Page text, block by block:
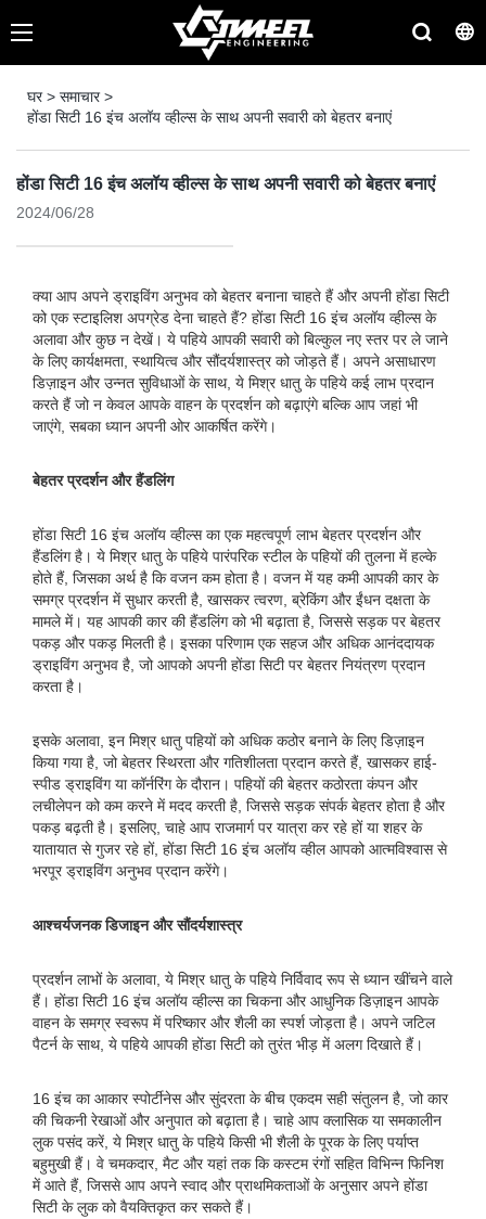
घर> समाचार>
होंडा सिटी 16 इंच अलॉय व्हील्स के साथ अपनी सवारी को बेहतर बनाएं
होंडा सिटी 16 इंच अलॉय व्हील्स के साथ अपनी सवारी को बेहतर बनाएं
2024/06/28
क्या आप अपने ड्राइविंग अनुभव को बेहतर बनाना चाहते हैं और अपनी होंडा सिटी
को एक स्टाइलिश अपग्रेड देना चाहते हैं? होंडा सिटी 16 इंच अलॉय व्हील्स के
अलावा और कुछ न देखें। ये पहिये आपकी सवारी को बिल्कुल नए स्तर पर ले जाने
के लिए कार्यक्षमता, स्थायित्व और सौंदर्यशास्त्र को जोड़ते हैं। अपने असाधारण
डिज़ाइन और उन्नत सुविधाओं के साथ, ये मिश्र धातु के पहिये कई लाभ प्रदान
करते हैं जो न केवल आपके वाहन के प्रदर्शन को बढ़ाएंगे बल्कि आप जहां भी
जाएंगे, सबका ध्यान अपनी ओर आकर्षित करेंगे।
बेहतर प्रदर्शन और हैंडलिंग
होंडा सिटी 16 इंच अलॉय व्हील्स का एक महत्वपूर्ण लाभ बेहतर प्रदर्शन और
हैंडलिंग है। ये मिश्र धातु के पहिये पारंपरिक स्टील के पहियों की तुलना में हल्के
होते हैं, जिसका अर्थ है कि वजन कम होता है। वजन में यह कमी आपकी कार के
समग्र प्रदर्शन में सुधार करती है, खासकर त्वरण, ब्रेकिंग और ईंधन दक्षता के
मामले में। यह आपकी कार की हैंडलिंग को भी बढ़ाता है, जिससे सड़क पर बेहतर
पकड़ और पकड़ मिलती है। इसका परिणाम एक सहज और अधिक आनंददायक
ड्राइविंग अनुभव है, जो आपको अपनी होंडा सिटी पर बेहतर नियंत्रण प्रदान
करता है।
इसके अलावा, इन मिश्र धातु पहियों को अधिक कठोर बनाने के लिए डिज़ाइन
किया गया है, जो बेहतर स्थिरता और गतिशीलता प्रदान करते हैं, खासकर हाई-
स्पीड ड्राइविंग या कॉर्नरिंग के दौरान। पहियों की बेहतर कठोरता कंपन और
लचीलेपन को कम करने में मदद करती है, जिससे सड़क संपर्क बेहतर होता है और
पकड़ बढ़ती है। इसलिए, चाहे आप राजमार्ग पर यात्रा कर रहे हों या शहर के
यातायात से गुजर रहे हों, होंडा सिटी 16 इंच अलॉय व्हील आपको आत्मविश्वास से
भरपूर ड्राइविंग अनुभव प्रदान करेंगे।
आश्चर्यजनक डिजाइन और सौंदर्यशास्त्र
प्रदर्शन लाभों के अलावा, ये मिश्र धातु के पहिये निर्विवाद रूप से ध्यान खींचने वाले
हैं। होंडा सिटी 16 इंच अलॉय व्हील्स का चिकना और आधुनिक डिज़ाइन आपके
वाहन के समग्र स्वरूप में परिष्कार और शैली का स्पर्श जोड़ता है। अपने जटिल
पैटर्न के साथ, ये पहिये आपकी होंडा सिटी को तुरंत भीड़ में अलग दिखाते हैं।
16 इंच का आकार स्पोर्टीनेस और सुंदरता के बीच एकदम सही संतुलन है, जो कार
की चिकनी रेखाओं और अनुपात को बढ़ाता है। चाहे आप क्लासिक या समकालीन
लुक पसंद करें, ये मिश्र धातु के पहिये किसी भी शैली के पूरक के लिए पर्याप्त
बहुमुखी हैं। वे चमकदार, मैट और यहां तक ​​कि कस्टम रंगों सहित विभिन्न फिनिश
में आते हैं, जिससे आप अपने स्वाद और प्राथमिकताओं के अनुसार अपने होंडा
सिटी के लुक को वैयक्तिकृत कर सकते हैं।